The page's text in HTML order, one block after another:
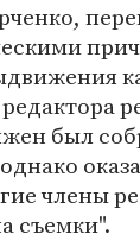
редактора
был
члены
съемки".